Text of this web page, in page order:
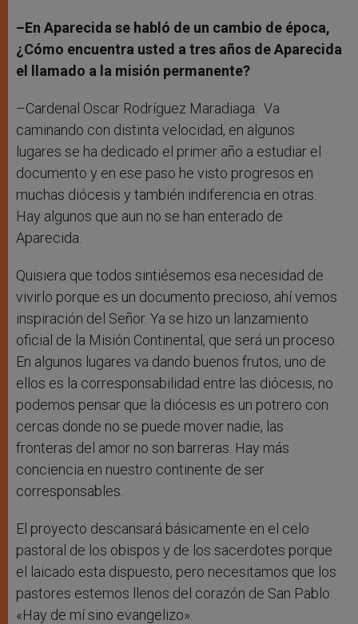
–En Aparecida se habló de un cambio de época,
¿Cómo encuentra usted a tres años de Aparecida
el llamado a la misión permanente?
–Cardenal Oscar Rodríguez Maradiaga: Va
caminando con distinta velocidad, en algunos
lugares se ha dedicado el primer año a estudiar el
documento y en ese paso he visto progresos en
muchas diócesis y también indiferencia en otras.
Hay algunos que aun no se han enterado de
Aparecida.
Quisiera que todos sintiésemos esa necesidad de
vivirlo porque es un documento precioso, ahí vemos
inspiración del Señor. Ya se hizo un lanzamiento
oficial de la Misión Continental, que será un proceso.
En algunos lugares va dando buenos frutos, uno de
ellos es la corresponsabilidad entre las diócesis, no
podemos pensar que la diócesis es un potrero con
cercas donde no se puede mover nadie, las
fronteras del amor no son barreras. Hay más
conciencia en nuestro continente de ser
corresponsables.
El proyecto descansará básicamente en el celo
pastoral de los obispos y de los sacerdotes porque
el laicado esta dispuesto, pero necesitamos que los
pastores estemos llenos del corazón de San Pablo:
«Hay de mí sino evangelizo».